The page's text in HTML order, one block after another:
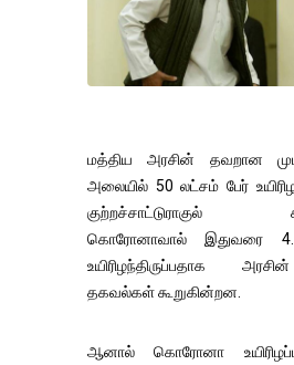
மத்திய அரசின் தவறான
அலையில் 50 லட்சம் பேர்
குற்றச்சாட்டுராகுல்
கொரோனாவால் இதுவரை
உயிரிழந்திருப்பதாக
தகவல்கள் கூறுகின்றன.
ஆனால் கொரோனா